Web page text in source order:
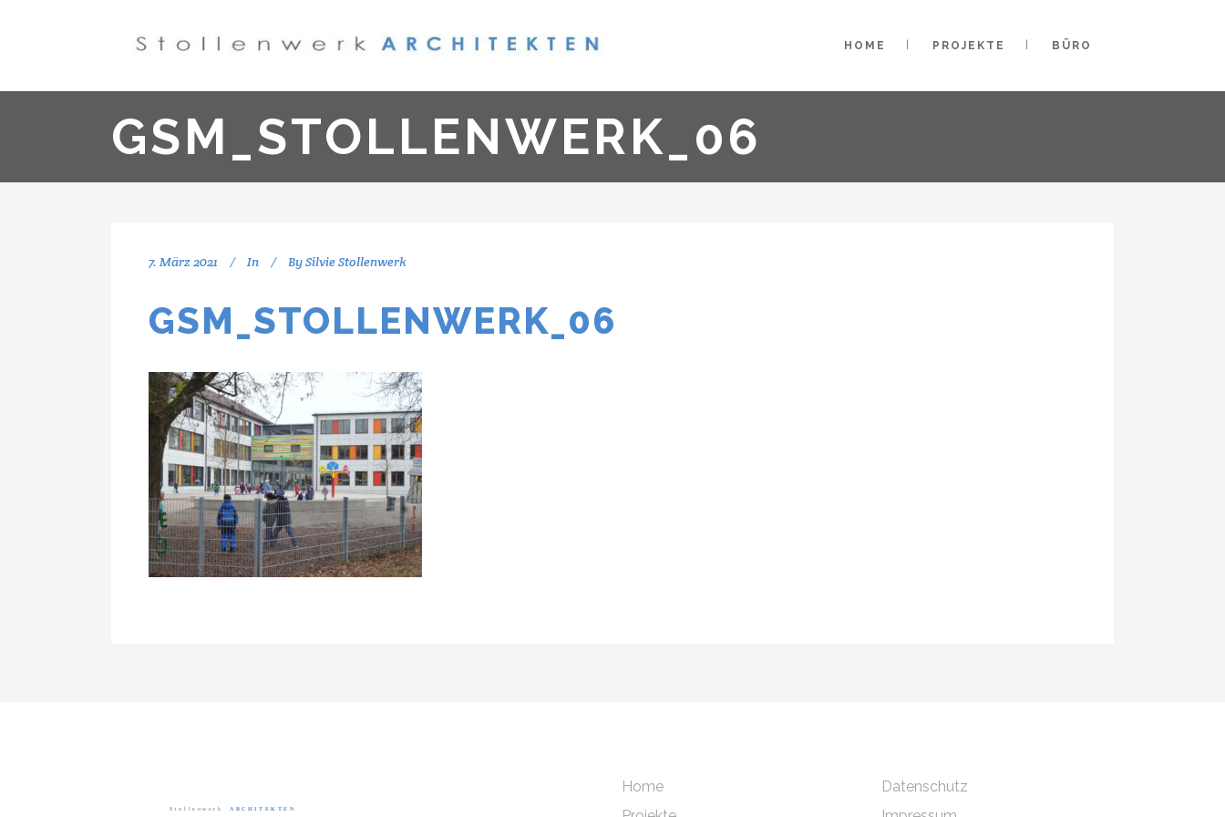
HOME PROJEKTE BÜRO
GSM_STOLLENWERK_06
7. März 2021 In BySilvie Stollenwerk
GSM_STOLLENWERK_06
Home
Datenschutz